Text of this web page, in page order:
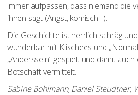
immer aufpassen, dass niemand die
ihnen sagt (Angst, komisch…).
Die Geschichte ist herrlich schräg
wunderbar mit Klischees und
„Anderssein“ gespielt und damit
Botschaft vermittelt.
Sabine Bohlmann, Daniel Steudtner,